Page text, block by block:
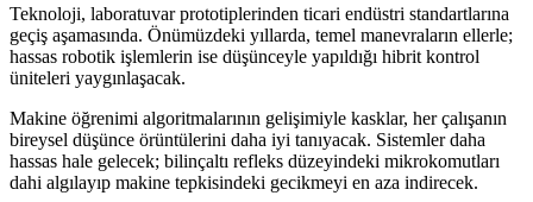
Teknoloji, laboratuvar prototiplerinden ticari endüstri standartlarına
geçiş aşamasında. Önümüzdeki yıllarda, temel manevraların ellerle;
hassas robotik işlemlerin ise düşünceyle yapıldığı hibrit kontrol
üniteleri yaygınlaşacak.
Makine öğrenimi algoritmalarının gelişimiyle kasklar, her çalışanın
bireysel düşünce örüntülerini daha iyi tanıyacak. Sistemler daha
hassas hale gelecek; bilinçaltı refleks düzeyindeki mikrokomutları
dahi algılayıp makine tepkisindeki gecikmeyi en aza indirecek.